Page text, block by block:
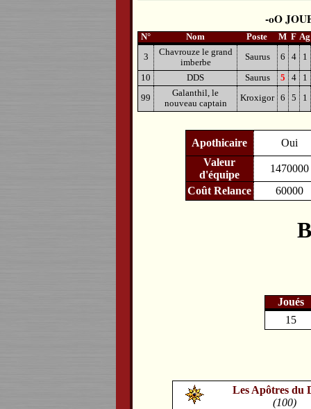
N° Nom Poste M F Ag
3
Chavrouze le grand
imberbe
Saurus 6 4 1
10 DDS Saurus 5 4 1
99
Galanthil, le
nouveau captain
Kroxigor 6 5 1
Apothicaire
Oui
Valeur
d'équipe
1470000
Coût Relance
60000
Joués
15
Les Apôtres du
(100)